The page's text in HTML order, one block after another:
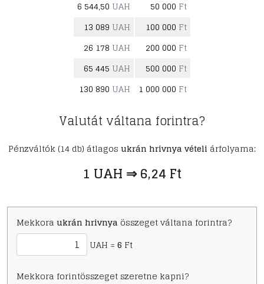
6 544,50 UAH 50 000 Ft
13 089 UAH 100 000 Ft
26 178 UAH 200 000 Ft
65 445 UAH 500 000 Ft
130 890 UAH 1 000 000 Ft
Valutát váltana forintra?
Pénzváltók (14 db) átlagos ukrán hrivnya vételi árfolyama:
1 UAH ⇒ 6,24 Ft
Mekkora ukrán hrivnya összeget váltana forintra?
UAH = 6 Ft
Mekkora forintösszeget szeretne kapni?